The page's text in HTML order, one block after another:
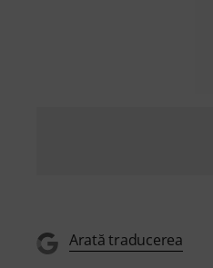
Arată traducerea